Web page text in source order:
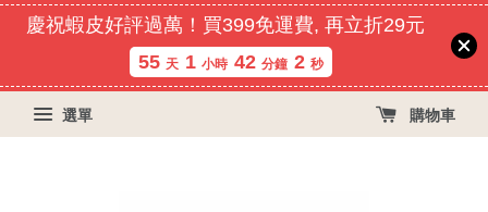
慶祝蝦皮好評過萬！買399免運費, 再立折29元
55 天 1 小時 42 分鐘 1 秒
選單 購物車